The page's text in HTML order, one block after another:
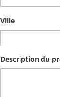
Ville
Description du